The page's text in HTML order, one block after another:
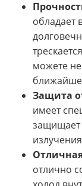
обладает
можете
Защита
имеет
защищает
отлично